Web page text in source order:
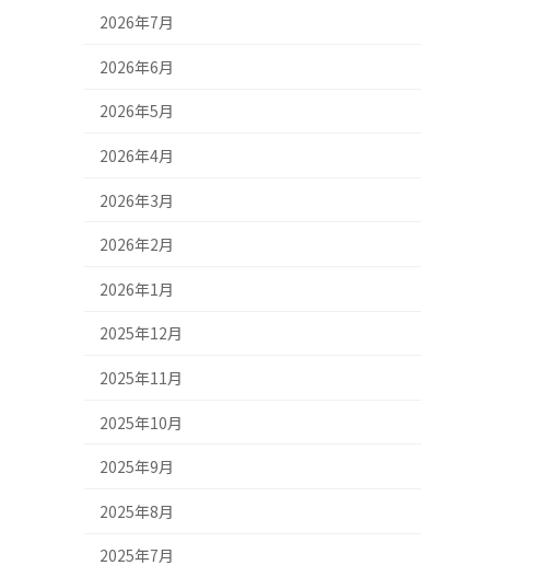
2026年7月
2026年6月
2026年5月
2026年4月
2026年3月
2026年2月
2026年1月
2025年12月
2025年11月
2025年10月
2025年9月
2025年8月
2025年7月